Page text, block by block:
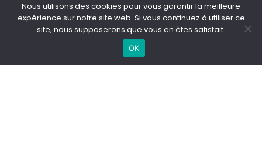
Accueil / Besoins /
Traitements Esthétiques du Corps à Lille &
Maisons-Laffitte / Enlever ses tatouages au Laser à Lille &
Maisons-Laffitte
Nous utilisons des cookies pour vous garantir la meilleure
expérience sur notre site web. Si vous continuez à utiliser ce
site, nous supposerons que vous en êtes satisfait.
OK